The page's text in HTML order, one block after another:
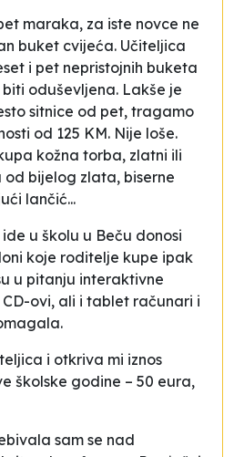
maraka, za iste novce ne
buket cvijeća. Učiteljica
i pet nepristojnih buketa
oduševljena. Lakše je
sitnice od pet, tragamo
od 125 KM. Nije loše.
kožna torba, zlatni ili
bijelog zlata, biserne
lančić...
u školu u Beču donosi
koje roditelje kupe ipak
u pitanju interaktivne
ovi, ali i tablet računari i
i otkriva mi iznos
školske godine – 50 eura,
sam se nad